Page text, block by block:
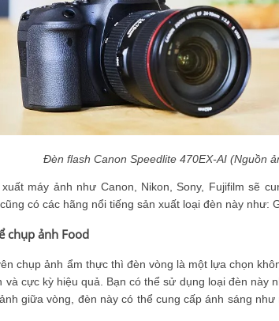
Đèn flash Canon Speedlite 470EX-AI (Nguồn
máy ảnh như Canon, Nikon, Sony, Fujifilm sẽ
có các hãng nổi tiếng sản xuất loại đèn này như:
chụp ảnh Food
chụp ảnh ẩm thực thì đèn vòng là một lựa chọn
và cực kỳ hiệu quả. Bạn có thể sử dụng loại đèn này
giữa vòng, đèn này có thể cung cấp ánh sáng